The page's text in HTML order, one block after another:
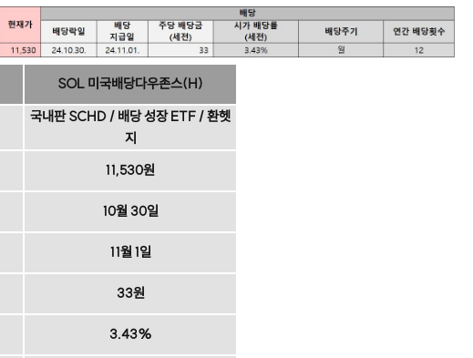
SOL 미국배당다우존스(H)
국내판 SCHD / 배당 성장 ETF / 환헷
지
11,530원
10월 30일
11월 1일
33원
3.43%